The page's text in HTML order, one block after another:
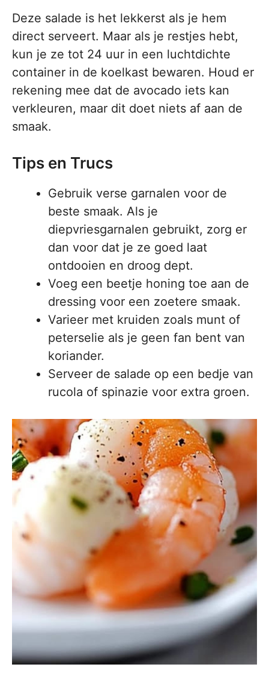
Deze salade is het lekkerst als je hem
direct serveert. Maar als je restjes hebt,
kun je ze tot 24 uur in een luchtdichte
container in de koelkast bewaren. Houd er
rekening mee dat de avocado iets kan
verkleuren, maar dit doet niets af aan de
smaak.
Tips en Trucs
Gebruik verse garnalen voor de
beste smaak. Als je
diepvriesgarnalen gebruikt, zorg er
dan voor dat je ze goed laat
ontdooien en droog dept.
Voeg een beetje honing toe aan de
dressing voor een zoetere smaak.
Varieer met kruiden zoals munt of
peterselie als je geen fan bent van
koriander.
Serveer de salade op een bedje van
rucola of spinazie voor extra groen.